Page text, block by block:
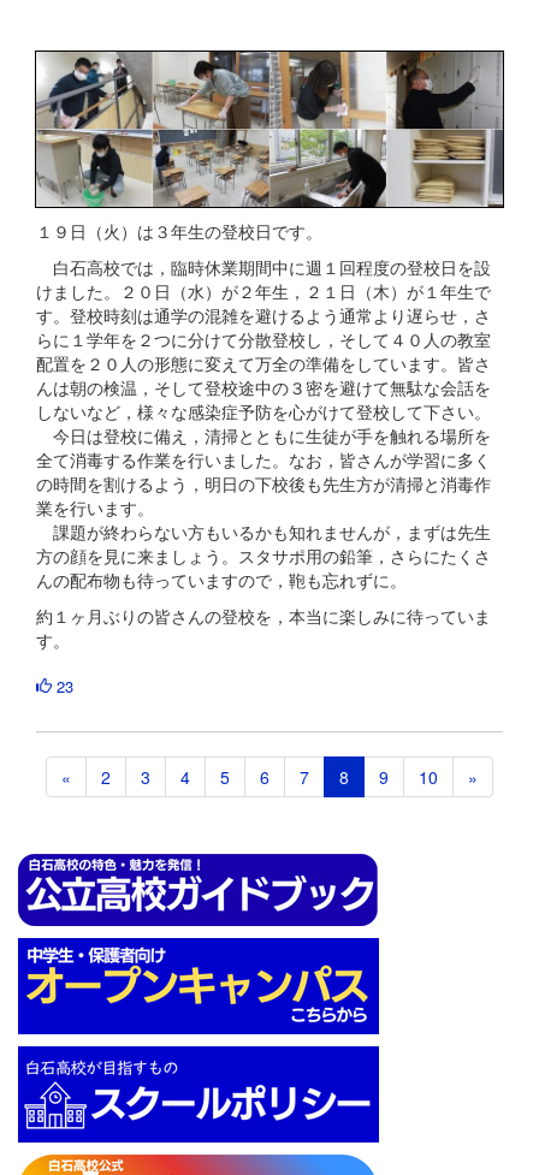
１９日（火）は３年生の登校日です。
白石高校では，臨時休業期間中に週１回程度の登校日を設
けました。２０日（水）が２年生，２１日（木）が１年生で
す。登校時刻は通学の混雑を避けるよう通常より遅らせ，さ
らに１学年を２つに分けて分散登校し，そして４０人の教室
配置を２０人の形態に変えて万全の準備をしています。皆さ
んは朝の検温，そして登校途中の３密を避けて無駄な会話を
しないなど，様々な感染症予防を心がけて登校して下さい。
今日は登校に備え，清掃とともに生徒が手を触れる場所を
全て消毒する作業を行いました。なお，皆さんが学習に多く
の時間を割けるよう，明日の下校後も先生方が清掃と消毒作
業を行います。
課題が終わらない方もいるかも知れませんが，まずは先生
方の顔を見に来ましょう。スタサポ用の鉛筆，さらにたくさ
んの配布物も待っていますので，鞄も忘れずに。
約１ヶ月ぶりの皆さんの登校を，本当に楽しみに待っていま
す。
23
« 2 3 4 5 6 7 8 9 10 »